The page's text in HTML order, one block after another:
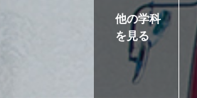
他の学科
を見る